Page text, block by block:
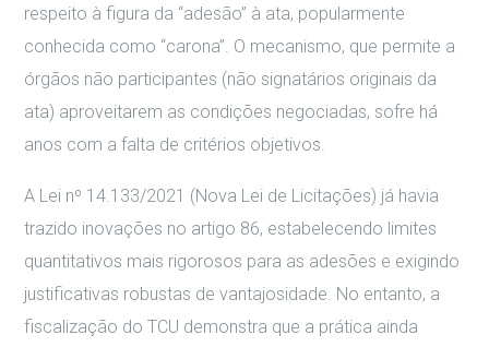
respeito à figura da “adesão” à ata, popularmente
conhecida como “carona”. O mecanismo, que permite a
órgãos não participantes (não signatários originais da
ata) aproveitarem as condições negociadas, sofre há
anos com a falta de critérios objetivos.
A Lei nº 14.133/2021 (Nova Lei de Licitações) já havia
trazido inovações no artigo 86, estabelecendo limites
quantitativos mais rigorosos para as adesões e exigindo
justificativas robustas de vantajosidade. No entanto, a
fiscalização do TCU demonstra que a prática ainda